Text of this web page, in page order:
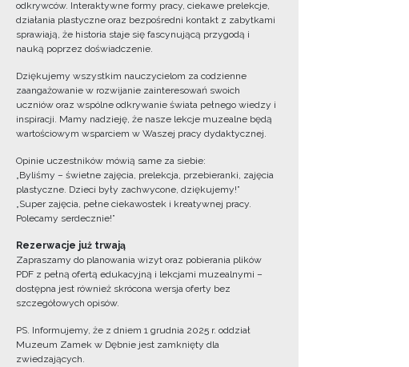
odkrywców. Interaktywne formy pracy, ciekawe prelekcje,
działania plastyczne oraz bezpośredni kontakt z zabytkami
sprawiają, że historia staje się fascynującą przygodą i
nauką poprzez doświadczenie.
Dziękujemy wszystkim nauczycielom za codzienne
zaangażowanie w rozwijanie zainteresowań swoich
uczniów oraz wspólne odkrywanie świata pełnego wiedzy i
inspiracji. Mamy nadzieję, że nasze lekcje muzealne będą
wartościowym wsparciem w Waszej pracy dydaktycznej.
Opinie uczestników mówią same za siebie:
„Byliśmy – świetne zajęcia, prelekcja, przebieranki, zajęcia
plastyczne. Dzieci były zachwycone, dziękujemy!”
„Super zajęcia, pełne ciekawostek i kreatywnej pracy.
Polecamy serdecznie!”
Rezerwacje już trwają
Zapraszamy do planowania wizyt oraz pobierania plików
PDF z pełną ofertą edukacyjną i lekcjami muzealnymi –
dostępna jest również skrócona wersja oferty bez
szczegółowych opisów.
PS. Informujemy, że z dniem 1 grudnia 2025 r. oddział
Muzeum Zamek w Dębnie jest zamknięty dla
zwiedzających.